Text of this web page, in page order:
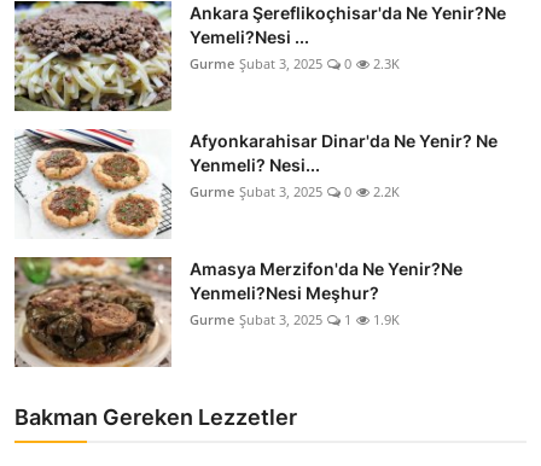
Ankara Şereflikoçhisar'da Ne Yenir?Ne
Yemeli?Nesi ...
Gurme Şubat 3, 2025 0 2.3K
Afyonkarahisar Dinar'da Ne Yenir? Ne
Yenmeli? Nesi...
Gurme Şubat 3, 2025 0 2.2K
Amasya Merzifon'da Ne Yenir?Ne
Yenmeli?Nesi Meşhur?
Gurme Şubat 3, 2025 1 1.9K
Bakman Gereken Lezzetler